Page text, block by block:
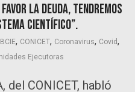
favor la deuda, tendremos
científico”.
BCIE, CONICET, Coronavirus, Covid,
Ejecutoras
del CONICET, habló